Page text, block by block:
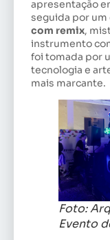
apresentação
seguida por
com remix,
instrumento
foi tomada por
tecnologia e
mais marcante.
Foto:
Evento